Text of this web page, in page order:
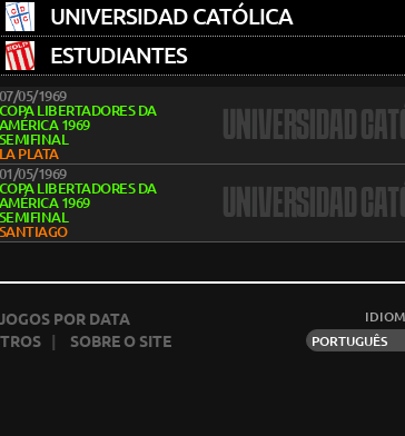
UNIVERSIDAD CATÓLICA
ESTUDIANTES
07/05/1969
COPA LIBERTADORES DA
AMÉRICA 1969
SEMIFINAL
LA PLATA
UNIVERSIDAD
01/05/1969
COPA LIBERTADORES DA
AMÉRICA 1969
SEMIFINAL
SANTIAGO
UNIVERSIDAD
POR DATA
SOBRE O SITE